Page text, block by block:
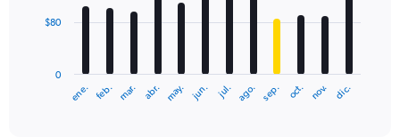
The
ene. feb. mar. abr. may. jun. jul. ago. sep. oct. nov. dic.
0
$80